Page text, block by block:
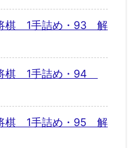
棋 1手詰め・93 解
棋 1手詰め・94
棋 1手詰め・95 解